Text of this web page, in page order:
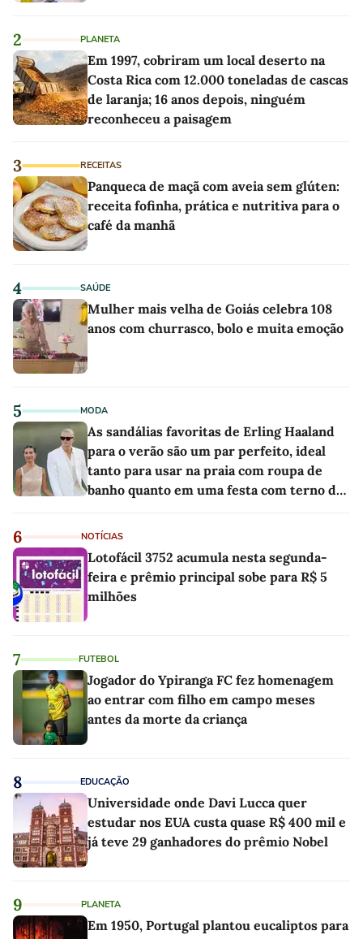
2 PLANETA
Em 1997, cobriram um local deserto na
Costa Rica com 12.000 toneladas de cascas
de laranja; 16 anos depois, ninguém
reconheceu a paisagem
3 RECEITAS
Panqueca de maçã com aveia sem glúten:
receita fofinha, prática e nutritiva para o
café da manhã
4 SAÚDE
Mulher mais velha de Goiás celebra 108
anos com churrasco, bolo e muita emoção
5 MODA
As sandálias favoritas de Erling Haaland
para o verão são um par perfeito, ideal
tanto para usar na praia com roupa de
banho quanto em uma festa com terno de
6 NOTÍCIAS
Lotofácil 3752 acumula nesta segunda-
feira e prêmio principal sobe para R$ 5
milhões
7 FUTEBOL
Jogador do Ypiranga FC fez homenagem
ao entrar com filho em campo meses
antes da morte da criança
8 EDUCAÇÃO
Universidade onde Davi Lucca quer
estudar nos EUA custa quase R$ 400 mil e
já teve 29 ganhadores do prêmio Nobel
9 PLANETA
Em 1950, Portugal plantou eucaliptos para